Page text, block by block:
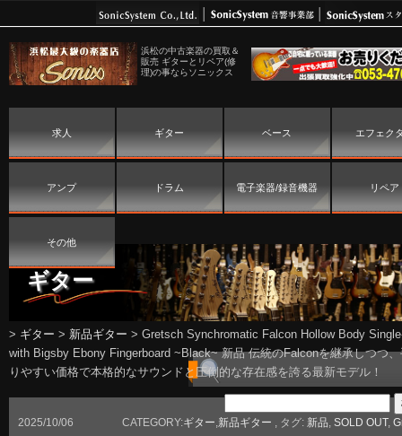
浜松の中古楽器の買取＆
販売 ギターとリペア(修
理)の事ならソニックス
求人 ギター ベース エフェク
アンプ ドラム 電子楽器/録音機器 リペア
その他
ギター
> ギター > 新品ギター > Gretsch Synchromatic Falcon Hollow Body
with Bigsby Ebony Fingerboard ~Black~ 新品 伝統のFalconを継承しつつ
りやすい価格で本格的なサウンドと圧倒的な存在感を誇る最新モデル！
2025/10/06 CATEGORY:ギター 新品ギター , タグ: 新品 SOLD OUT,